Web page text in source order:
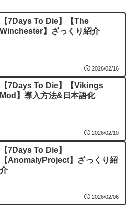
【7Days To Die】【The
Winchester】ざっくり紹介
2026/02/16
【7Days To Die】【Vikings
Mod】導入方法&日本語化
2026/02/10
【7Days To Die】
【AnomalyProject】ざっくり紹
介
2026/02/06